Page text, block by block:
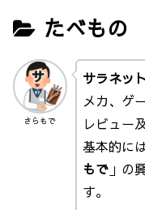
たべもの
さらもで
サラネッ
メカ、ゲ
レビュー
基本的に
もで」の
す。